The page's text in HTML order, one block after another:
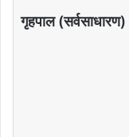
गृहपाल (सर्वसाधारण)